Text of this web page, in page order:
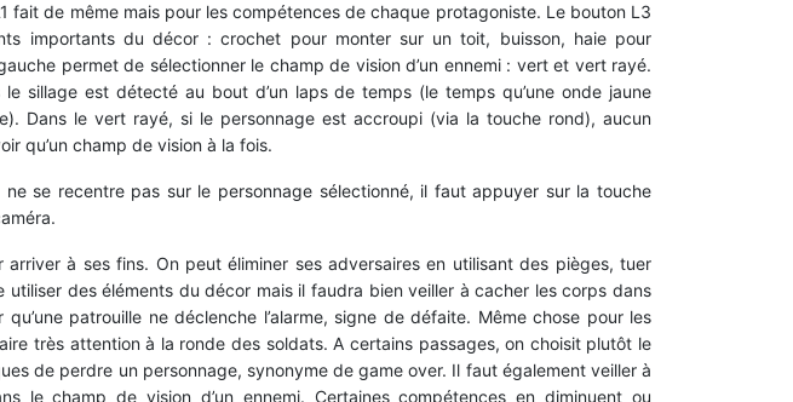
fait de même mais pour les compétences de chaque protagoniste. Le bouton L3
importants du décor : crochet pour monter sur un toit, buisson, haie pour
permet de sélectionner le champ de vision d’un ennemi : vert et vert rayé.
sillage est détecté au bout d’un laps de temps (le temps qu’une onde jaune
Dans le vert rayé, si le personnage est accroupi (via la touche rond), aucun
qu’un champ de vision à la fois.
se recentre pas sur le personnage sélectionné, il faut appuyer sur la touche
à ses fins. On peut éliminer ses adversaires en utilisant des pièges, tuer
utiliser des éléments du décor mais il faudra bien veiller à cacher les corps dans
patrouille ne déclenche l’alarme, signe de défaite. Même chose pour les
très attention à la ronde des soldats. A certains passages, on choisit plutôt le
de perdre un personnage, synonyme de game over. Il faut également veiller à
le champ de vision d’un ennemi. Certaines compétences en diminuent ou